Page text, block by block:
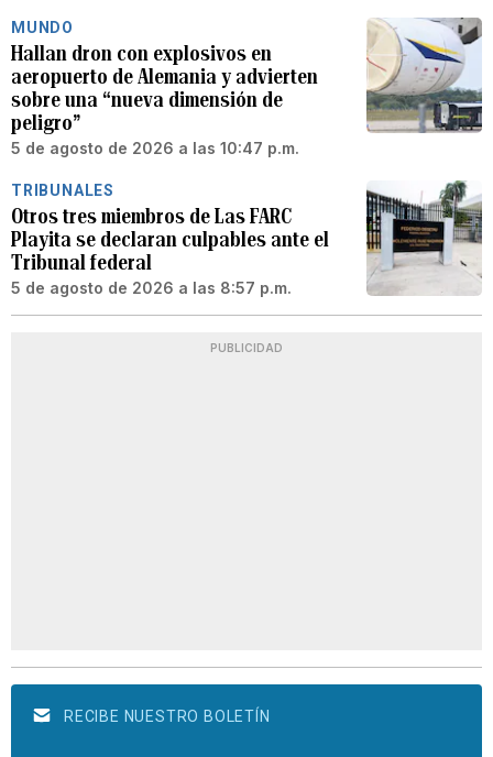
MUNDO
Hallan dron con explosivos en
aeropuerto de Alemania y advierten
sobre una “nueva dimensión de
peligro”
5 de agosto de 2026 a las 10:47 p.m.
TRIBUNALES
Otros tres miembros de Las FARC
Playita se declaran culpables ante el
Tribunal federal
5 de agosto de 2026 a las 8:57 p.m.
PUBLICIDAD
RECIBE NUESTRO BOLETÍN